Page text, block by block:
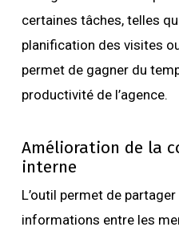
certaines tâches, telles
planification des visites
permet de gagner du
productivité de l’agence.
Amélioration de la
interne
L’outil permet de
informations entre les